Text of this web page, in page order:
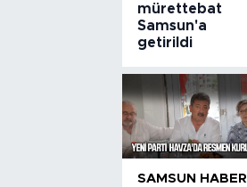
mürettebat
Samsun'a
getirildi
SAMSUN HABER